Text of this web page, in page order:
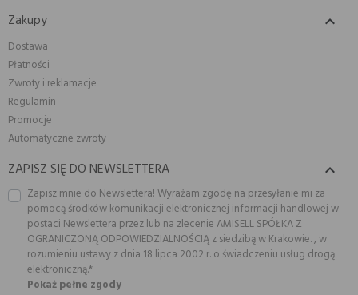
Zakupy 
Dostawa
Płatności
Zwroty i reklamacje
Regulamin
Promocje
Automatyczne zwroty
ZAPISZ SIĘ DO NEWSLETTERA 
Zapisz mnie do Newslettera! Wyrażam zgodę na przesyłanie mi za
pomocą środków komunikacji elektronicznej informacji handlowej w
postaci Newslettera przez lub na zlecenie AMISELL SPÓŁKA Z
OGRANICZONĄ ODPOWIEDZIALNOŚCIĄ z siedzibą w Krakowie. , w
rozumieniu ustawy z dnia 18 lipca 2002 r. o świadczeniu usług drogą
elektroniczną.*
Pokaż pełne zgody